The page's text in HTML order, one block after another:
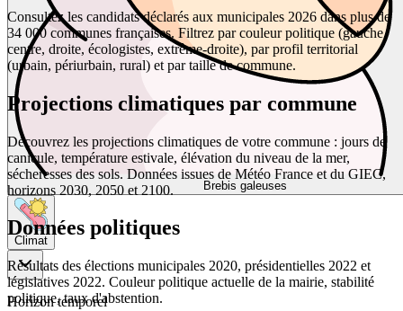
Brebis galeuses
Climat
Horizon temporel
Consultez les candidats déclarés aux municipales 2026 dans plus de
34 000 communes françaises. Filtrez par couleur politique (gauche,
centre, droite, écologistes, extrême-droite), par profil territorial
(urbain, périurbain, rural) et par taille de commune.
Projections climatiques par commune
Découvrez les projections climatiques de votre commune : jours de
canicule, température estivale, élévation du niveau de la mer,
sécheresses des sols. Données issues de Météo France et du GIEC,
horizons 2030, 2050 et 2100.
Données politiques
Résultats des élections municipales 2020, présidentielles 2022 et
législatives 2022. Couleur politique actuelle de la mairie, stabilité
politique, taux d'abstention.